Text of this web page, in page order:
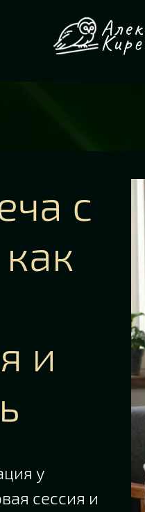
с
и
у
сессия и